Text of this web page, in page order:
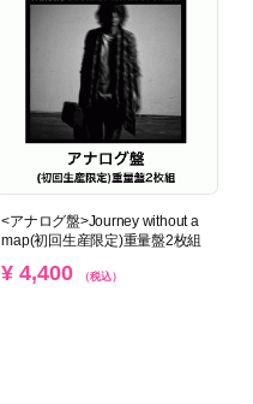
<アナログ盤>Journey without a
map(初回生産限定)重量盤2枚組
¥ 4,400 （税込）